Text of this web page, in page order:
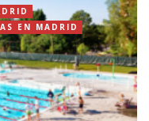
EN MADRID